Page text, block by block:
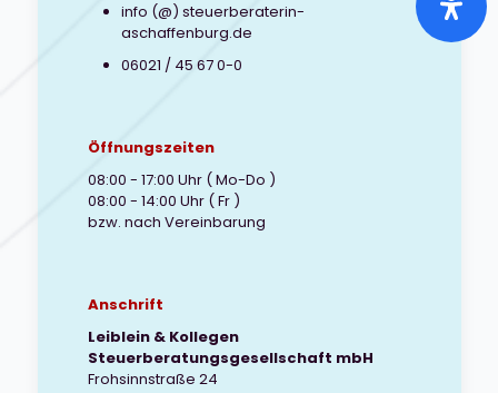
info (@) steuerberaterin-
aschaffenburg.de
06021 / 45 67 0-0
Öffnungszeiten
08:00 - 17:00 Uhr ( Mo-Do )
08:00 - 14:00 Uhr ( Fr )
bzw. nach Vereinbarung
Anschrift
Leiblein & Kollegen
Steuerberatungsgesellschaft mbH
Frohsinnstraße 24